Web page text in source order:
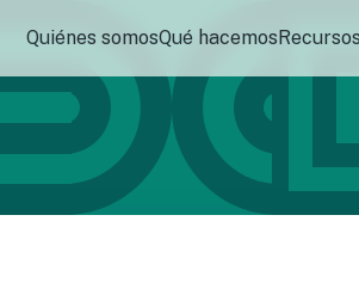
Quiénes somosQué hacemosRecursos